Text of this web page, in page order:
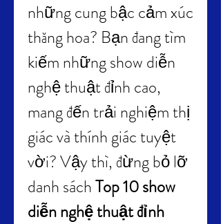
những cung bậc cảm xúc
thăng hoa? Bạn đang tìm
kiếm những show diễn
nghệ thuật đỉnh cao,
mang đến trải nghiệm thị
giác và thính giác tuyệt
vời? Vậy thì, đừng bỏ lỡ
danh sách Top 10 show
diễn nghệ thuật đỉnh